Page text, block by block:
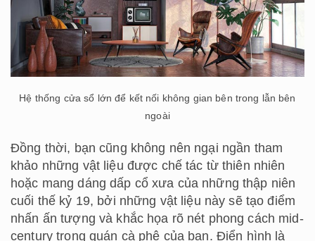
Hệ thống cửa sổ lớn để kết nối không gian bên trong lẫn bên
ngoài
Đồng thời, bạn cũng không nên ngại ngần tham
khảo những vật liệu được chế tác từ thiên nhiên
hoặc mang dáng dấp cổ xưa của những thập niên
cuối thế kỷ 19, bởi những vật liệu này sẽ tạo điểm
nhấn ấn tượng và khắc họa rõ nét phong cách mid-
century trong quán cà phê của bạn. Điển hình là